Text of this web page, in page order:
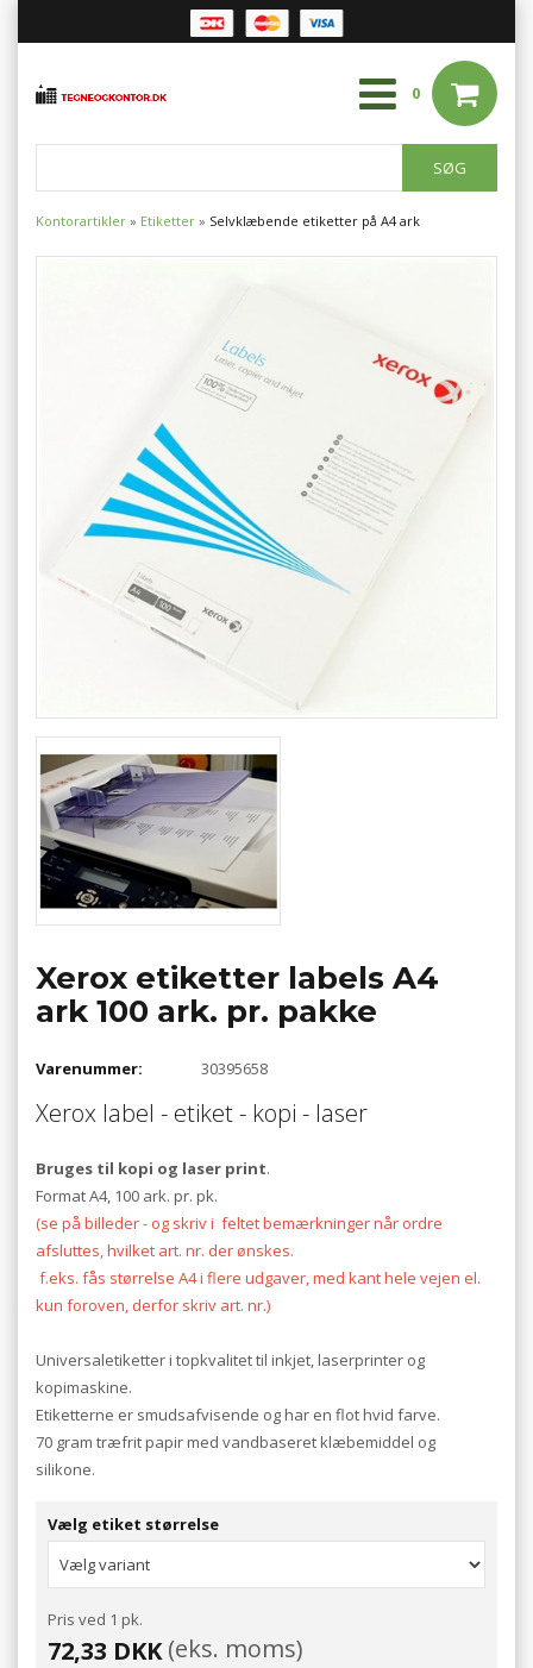
0
Kontorartikler » Etiketter » Selvklæbende etiketter på A4 ark
Xerox etiketter labels A4
ark 100 ark. pr. pakke
Varenummer: 30395658
Xerox label - etiket - kopi - laser
Bruges til kopi og laser print.
Format A4, 100 ark. pr. pk.
(se på billeder - og skriv i feltet bemærkninger når ordre
afsluttes, hvilket art. nr. der ønskes.
f.eks. fås størrelse A4 i flere udgaver, med kant hele vejen el.
kun foroven, derfor skriv art. nr.)
Universaletiketter i topkvalitet til inkjet, laserprinter og
kopimaskine.
Etiketterne er smudsafvisende og har en flot hvid farve.
70 gram træfrit papir med vandbaseret klæbemiddel og
silikone.
Vælg etiket størrelse
Pris ved 1 pk.
72,33 DKK(eks. moms)